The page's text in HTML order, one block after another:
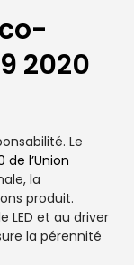
2020
Le
l’Union
la
produit.
LED et au driver
la pérennité